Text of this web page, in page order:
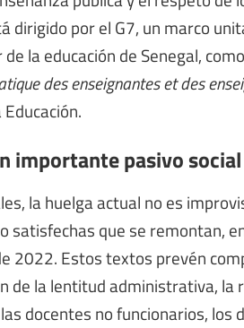
dirigido por el G7, un marco
la educación de Senegal,
des enseignantes et des
importante pasivo social
la huelga actual no es
satisfechas que se remontan,
2022. Estos textos prevén
de la lentitud administrativa,
docentes no funcionarios, los